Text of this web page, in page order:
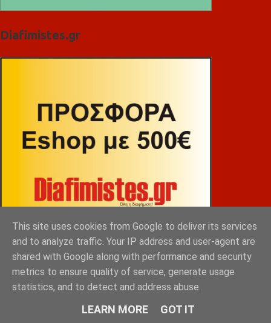
Diafimistes.gr
ΒΕΚΡΑΚΟΣ
This site uses cookies from Google to deliver its services
and to analyze traffic. Your IP address and user-agent are
shared with Google along with performance and security
metrics to ensure quality of service, generate usage
statistics, and to detect and address abuse.
LEARN MORE GOT IT